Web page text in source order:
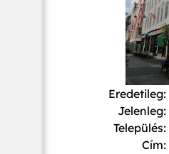
Eredetileg:
Jelenleg:
Település:
Cím: